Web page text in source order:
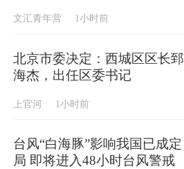
文汇青年营 1小时前
北京市委决定：西城区区长郅
海杰，出任区委书记
上官河 1小时前
台风“白海豚”影响我国已成定
局 即将进入48小时台风警戒